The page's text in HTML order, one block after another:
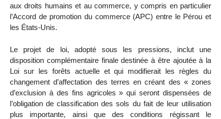
aux droits humains et au commerce, y compris en particulier
l’Accord de promotion du commerce (APC) entre le Pérou et
les États-Unis.
Le projet de loi, adopté sous les pressions, inclut une
disposition complémentaire finale destinée à être ajoutée à la
Loi sur les forêts actuelle et qui modifierait les règles du
changement d’affectation des terres en créant des « zones
d’exclusion à des fins agricoles » qui seront dispensées de
l’obligation de classification des sols du fait de leur utilisation
plus importante, ainsi que des conditions régissant le